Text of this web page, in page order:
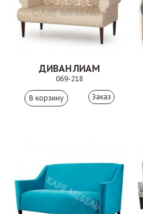
ДИВАН ЛИАМ
069-218
Заказ